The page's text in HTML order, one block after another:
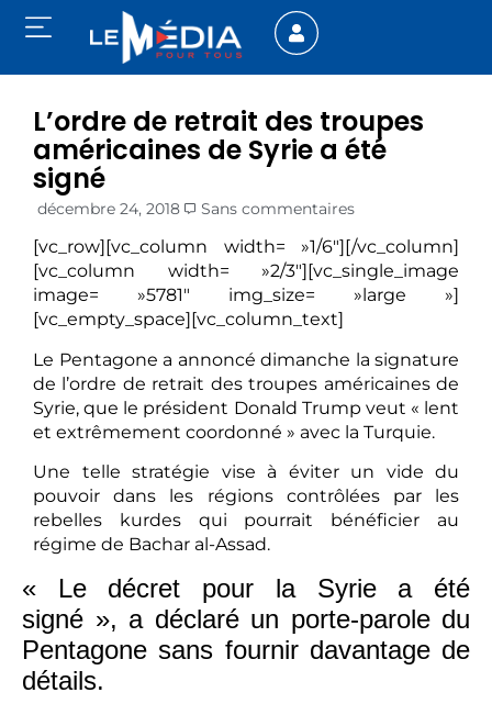
L’ordre de retrait des troupes
américaines de Syrie a été
signé
décembre 24, 2018 Sans commentaires
[vc_row][vc_column width= »1/6″][/vc_column]
[vc_column width= »2/3″][vc_single_image
image= »5781″ img_size= »large »]
[vc_empty_space][vc_column_text]
Le Pentagone a annoncé dimanche la signature
de l’ordre de retrait des troupes américaines de
Syrie, que le président Donald Trump veut « lent
et extrêmement coordonné » avec la Turquie.
Une telle stratégie vise à éviter un vide du
pouvoir dans les régions contrôlées par les
rebelles kurdes qui pourrait bénéficier au
régime de Bachar al-Assad.
« Le décret pour la Syrie a été
signé », a déclaré un porte-parole du
Pentagone sans fournir davantage de
détails.